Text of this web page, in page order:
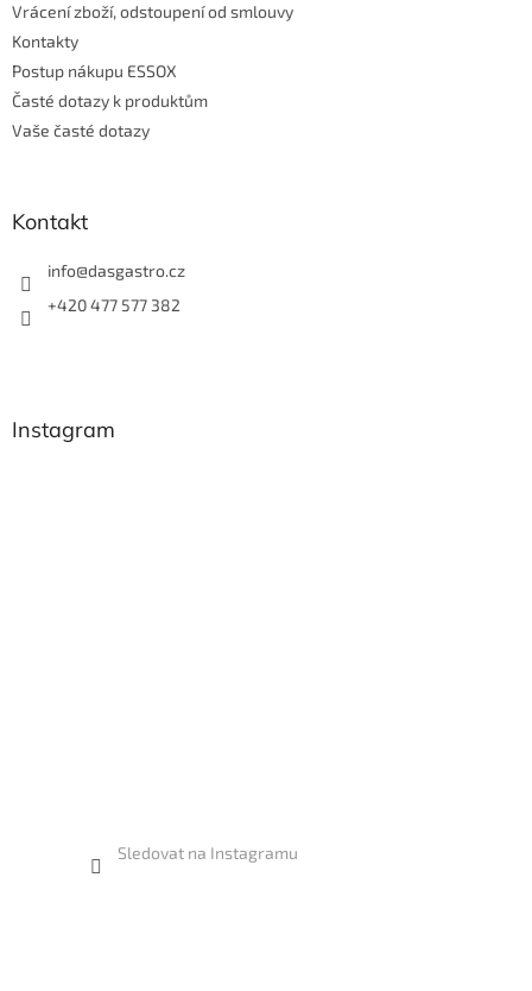
Vrácení zboží, odstoupení od smlouvy
Kontakty
Postup nákupu ESSOX
Časté dotazy k produktům
Vaše časté dotazy
Kontakt
info@dasgastro.cz
+420 477 577 382
Instagram
Sledovat na Instagramu